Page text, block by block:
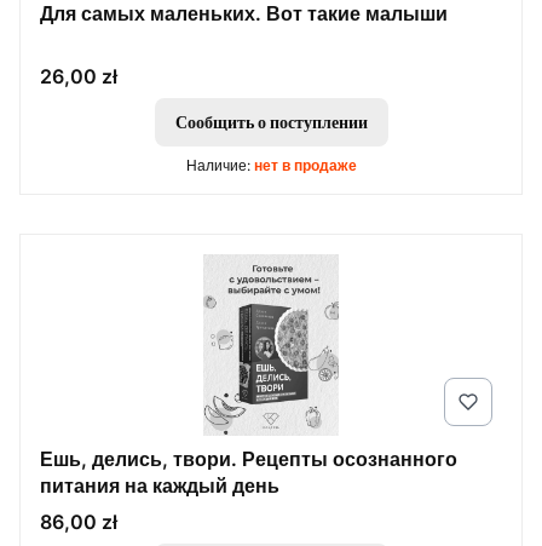
Для самых маленьких. Вот такие малыши
Цена
26,00 zł
Сообщить о поступлении
Наличие: нет в продаже
Ешь, делись, твори. Рецепты осознанного
питания на каждый день
Цена
86,00 zł